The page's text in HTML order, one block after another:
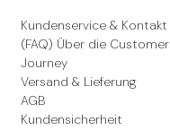
Kundenservice & Kontakt
(FAQ) Über die Customer
Journey
Versand & Lieferung
AGB
Kundensicherheit